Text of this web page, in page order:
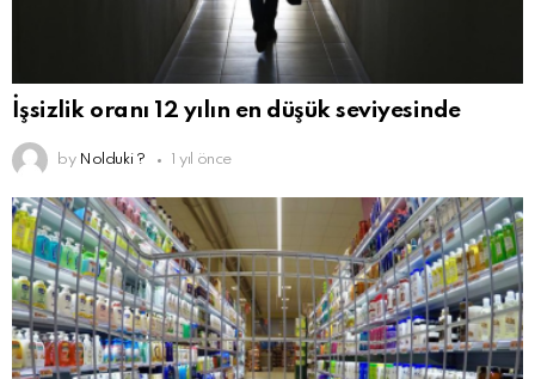
İşsizlik oranı 12 yılın en düşük seviyesinde
by Nolduki ? 1 yıl önce